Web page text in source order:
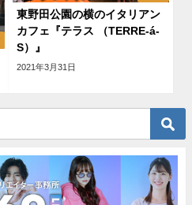
東野田公園の横のイタリアン
カフェ『テラス （TERRE-á-
S）』
2021年3月31日